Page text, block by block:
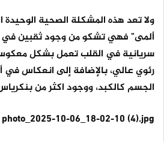
ولا تعد هذه المشكلة الصحية الوحيدة
ألمى" فهي تشكو من وجود ثقبين في
سريانية في القلب تعمل بشكل
رئوي عالي، بالإضافة إلى انعكاس
الجسم كالكبد، ووجود اكثر من
photo_2025-10-06_18-02-10 (4).jpg